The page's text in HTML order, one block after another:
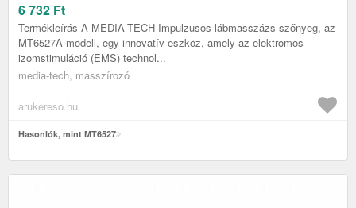
6 732 Ft
Termékleírás A MEDIA-TECH Impulzusos lábmasszázs szőnyeg, az
MT6527A modell, egy innovatív eszköz, amely az elektromos
izomstimuláció (EMS) technol...
media-tech, masszírozó
arukereso.hu
Hasonlók, mint MT6527